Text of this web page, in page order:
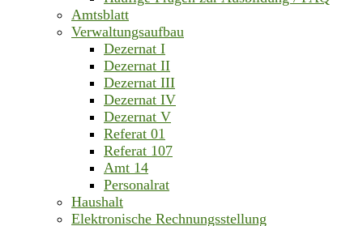
Amtsblatt
Verwaltungsaufbau
Dezernat I
Dezernat II
Dezernat III
Dezernat IV
Dezernat V
Referat 01
Referat 107
Amt 14
Personalrat
Haushalt
Elektronische Rechnungsstellung